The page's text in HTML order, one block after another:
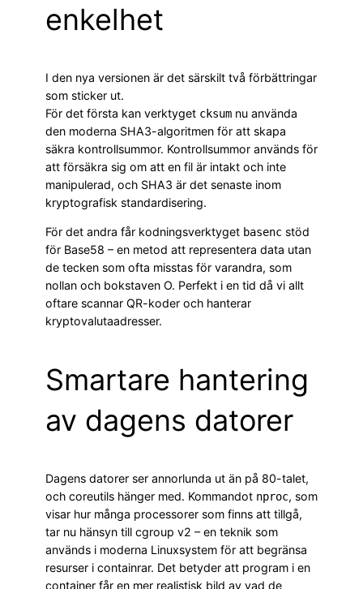
enkelhet
I den nya versionen är det särskilt två förbättringar
som sticker ut.
För det första kan verktyget cksum nu använda
den moderna SHA3-algoritmen för att skapa
säkra kontrollsummor. Kontrollsummor används för
att försäkra sig om att en fil är intakt och inte
manipulerad, och SHA3 är det senaste inom
kryptografisk standardisering.
För det andra får kodningsverktyget basenc stöd
för Base58 – en metod att representera data utan
de tecken som ofta misstas för varandra, som
nollan och bokstaven O. Perfekt i en tid då vi allt
oftare scannar QR-koder och hanterar
kryptovalutaadresser.
Smartare hantering
av dagens datorer
Dagens datorer ser annorlunda ut än på 80-talet,
och coreutils hänger med. Kommandot nproc, som
visar hur många processorer som finns att tillgå,
tar nu hänsyn till cgroup v2 – en teknik som
används i moderna Linuxsystem för att begränsa
resurser i containrar. Det betyder att program i en
container får en mer realistisk bild av vad de